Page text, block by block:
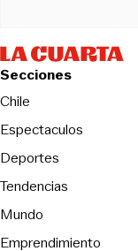
Secciones
Chile
Espectaculos
Deportes
Tendencias
Mundo
Emprendimiento